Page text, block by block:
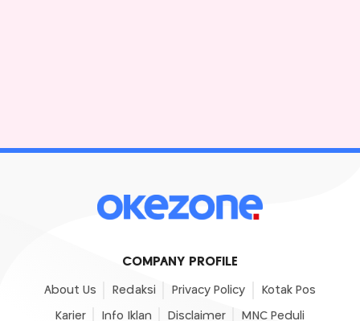
COMPANY PROFILE
About Us Redaksi Privacy Policy Kotak Pos
Karier Info Iklan Disclaimer MNC Peduli